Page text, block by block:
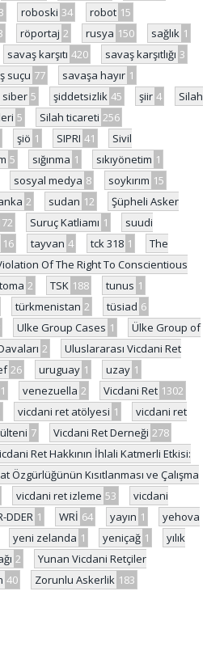
roboski 34 robot 15
röportaj 2 rusya 150 sağlık 1
savaş karşıtı 420 savaş karşıtlığı 3
suçu 77 savaşa hayır 1
siber 5 şiddetsizlik 45 şiir 4
Silah
5 Silah ticareti 256
şiö 1 SIPRI 41
Sivil
5 sığınma 1 sıkıyönetim 1
sosyal medya 8 soykırım 15
2 sudan 12
Şüpheli Asker
Suruç Katliamı 1
suudi
16 tayvan 4 tck 318 1
The
Of The Right To Conscientious
toma 2 TSK 188 tunus 1
türkmenistan 2 tüsiad 6
Ulke Group Cases 1
Ülke Group of
2
Uluslararası Vicdani Ret
26 uruguay 1 uzay 1
1 venezuella 2 Vicdani Ret 1302
vicdani ret atölyesi 1
vicdani ret
7 Vicdani Ret Derneği 278
Ret Hakkının İhlali Katmerli Etkisi:
Özgürlüğünün Kısıtlanması ve Çalışma
vicdani ret izleme 53
vicdani
DDER 1 WRİ 64 yayın 1
yehova
yeni zelanda 1 yeniçağ 1
yılık
2
Yunan Vicdani Retçiler
40 Zorunlu Askerlik 183